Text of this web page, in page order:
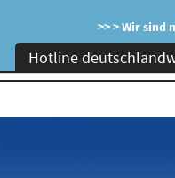
>> > Wir sind
Hotline